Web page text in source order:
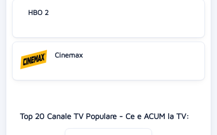
HBO 2
Cinemax
Top 20 Canale TV Populare - Ce e ACUM la TV: